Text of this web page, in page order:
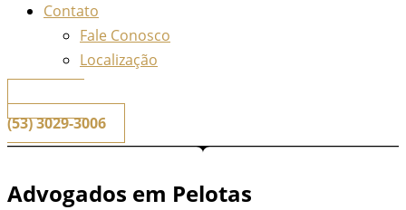
Contato
Fale Conosco
Localização
(53) 3029-3006
Advogados em Pelotas